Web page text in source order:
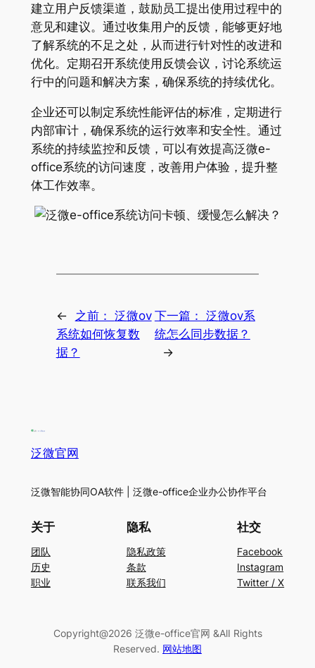
建立用户反馈渠道，鼓励员工提出使用过程中的
意见和建议。通过收集用户的反馈，能够更好地
了解系统的不足之处，从而进行针对性的改进和
优化。定期召开系统使用反馈会议，讨论系统运
行中的问题和解决方案，确保系统的持续优化。
企业还可以制定系统性能评估的标准，定期进行
内部审计，确保系统的运行效率和安全性。通过
系统的持续监控和反馈，可以有效提高泛微e-
office系统的访问速度，改善用户体验，提升整
体工作效率。
← 之前： 泛微ov
系统如何恢复数
据？
下一篇： 泛微ov系
统怎么同步数据？
→
泛微官网
泛微智能协同OA软件 | 泛微e-office企业办公协作平台
关于
团队
历史
职业
隐私
隐私政策
条款
联系我们
社交
Facebook
Instagram
Twitter / X
Copyright@2026 泛微e-office官网 &AlI Rights
Reserved. 网站地图